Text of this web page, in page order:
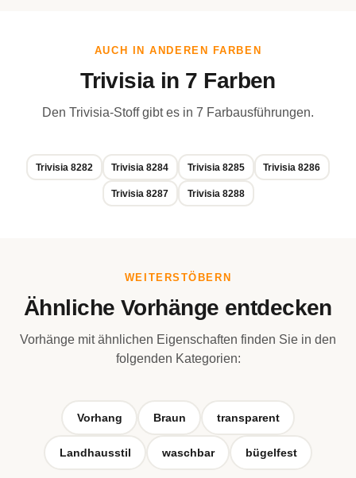
AUCH IN ANDEREN FARBEN
Trivisia in 7 Farben
Den Trivisia-Stoff gibt es in 7 Farbausführungen.
Trivisia 8282 Trivisia 8284 Trivisia 8285 Trivisia 8286
Trivisia 8287 Trivisia 8288
WEITERSTÖBERN
Ähnliche Vorhänge entdecken
Vorhänge mit ähnlichen Eigenschaften finden Sie in den
folgenden Kategorien:
Vorhang Braun transparent
Landhausstil waschbar bügelfest